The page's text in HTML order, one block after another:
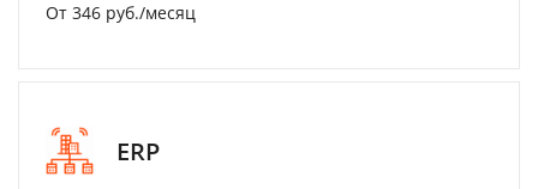
От 346 руб./месяц
ERP